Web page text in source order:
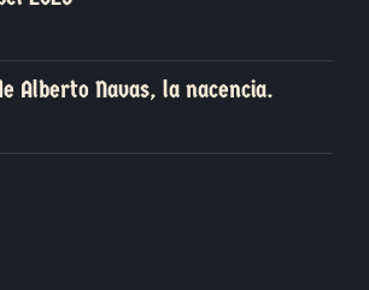
Alberto Navas, la nacencia.